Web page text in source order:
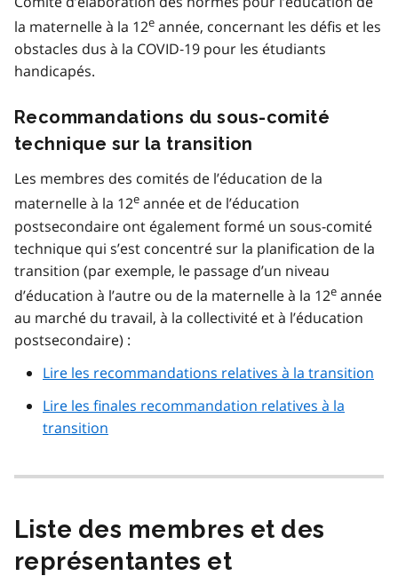
la maternelle à la 12e année, concernant les défis et les
obstacles dus à la COVID‑19 pour les étudiants
handicapés.
Recommandations du sous-comité
technique sur la transition
Les membres des comités de l’éducation de la
maternelle à la 12e année et de l’éducation
postsecondaire ont également formé un sous-comité
technique qui s’est concentré sur la planification de la
transition (par exemple, le passage d’un niveau
d’éducation à l’autre ou de la maternelle à la 12e année
au marché du travail, à la collectivité et à l’éducation
postsecondaire) :
Lire les recommandations relatives à la transition
Lire les finales recommandation relatives à la
transition
Liste des membres et des
représentantes et